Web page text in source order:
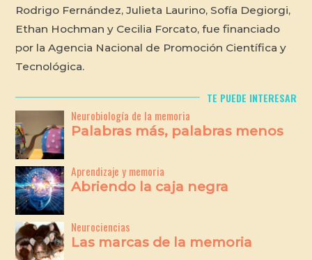
Rodrigo Fernández, Julieta Laurino, Sofía Degiorgi,
Ethan Hochman y Cecilia Forcato, fue financiado
por la Agencia Nacional de Promoción Científica y
Tecnológica.
TE PUEDE INTERESAR
Neurobiología de la memoria
Palabras más, palabras menos
Aprendizaje y memoria
Abriendo la caja negra
Neurociencias
Las marcas de la memoria